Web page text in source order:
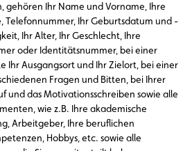
gehören Ihr Name und Vorname, Ihre
Telefonnummer, Ihr Geburtsdatum und -
Ihr Alter, Ihr Geschlecht, Ihre
oder Identitätsnummer, bei einer
Ihr Ausgangsort und Ihr Zielort, bei einer
Fragen und Bitten, bei Ihrer
und das Motivationsschreiben sowie alle
wie z.B. Ihre akademische
Arbeitgeber, Ihre beruflichen
Hobbys, etc. sowie alle